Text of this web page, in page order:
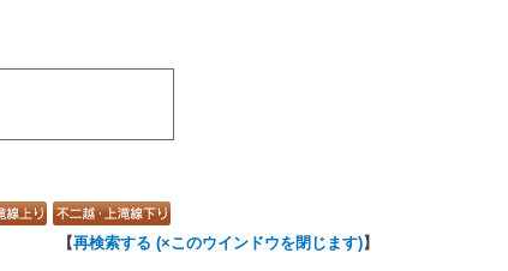
【再検索する (×このウインドウを閉じます)】